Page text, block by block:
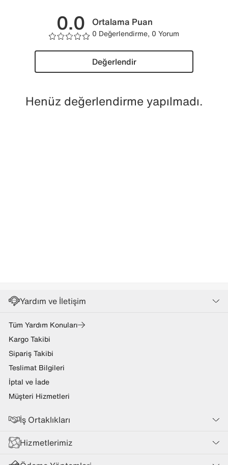
0.0 Ortalama Puan
0 Değerlendirme, 0 Yorum
Değerlendir
Henüz değerlendirme yapılmadı.
Yardım ve İletişim
Tüm Yardım Konuları
Kargo Takibi
Sipariş Takibi
Teslimat Bilgileri
İptal ve İade
Müşteri Hizmetleri
İş Ortaklıkları
Hizmetlerimiz